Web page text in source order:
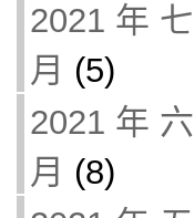
2021 年 七
月 (5)
2021 年 六
月 (8)